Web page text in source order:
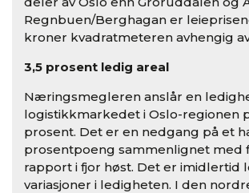
Regnbuen/Berghagan er
kroner kvadratmeteren avhengig
3,5 prosent ledig areal
Næringsmegleren anslår en
logistikkmarkedet i Oslo-regionen
prosent. Det er en nedgang på et
prosentpoeng sammenlignet med
rapport i fjor høst. Det er imidlertid
variasjoner i ledigheten. I den